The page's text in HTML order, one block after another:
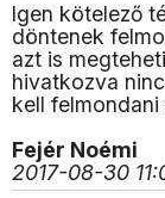
Igen kötelező
döntenek
azt is
hivatkozva
kell
Fejér Noémi
2017-08-30